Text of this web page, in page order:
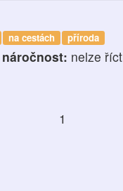
na cestách příroda
náročnost: nelze říct
1